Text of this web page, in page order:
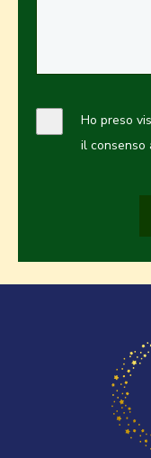
Ho preso
il consenso